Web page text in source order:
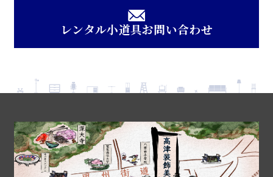
レンタル小道具お問い合わせ